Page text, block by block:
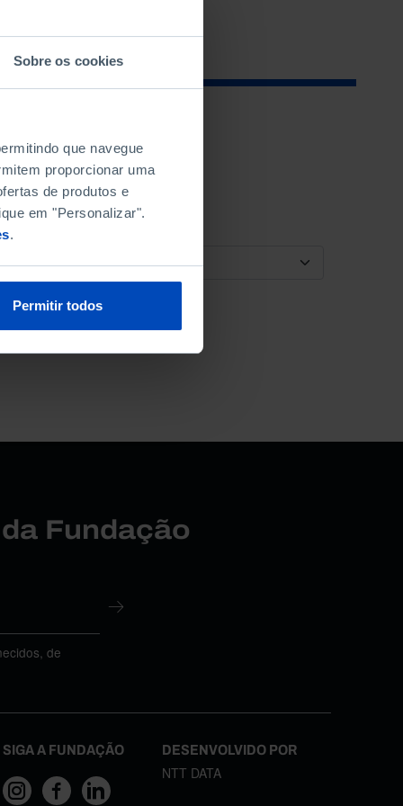
Sobre os cookies
que navegue
proporcionar uma
de produtos e
em "Personalizar".
.
Permitir todos
ORDENAR POR
Fundação
de
SIGA A FUNDAÇÃO DESENVOLVIDO POR
NTT DATA